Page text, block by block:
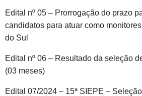
Edital nº 05 – Prorrogação do prazo
candidatos para atuar como
do Sul
Edital nº 06 – Resultado da seleção
(03 meses)
Edital 07/2024 – 15ª SIEPE –